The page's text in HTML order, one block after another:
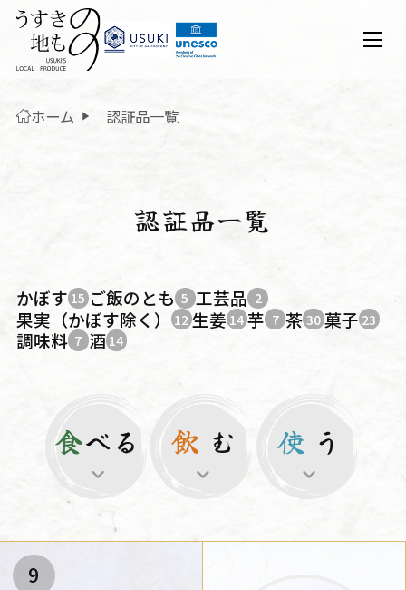
ホーム 認証品一覧
認証品一覧
かぼす 15 ご飯のとも 5 工芸品 2
果実（かぼす除く） 12生姜 14 芋 7 茶30菓子 23
調味料 7 酒 14
食べる 飲 む 使 う
9